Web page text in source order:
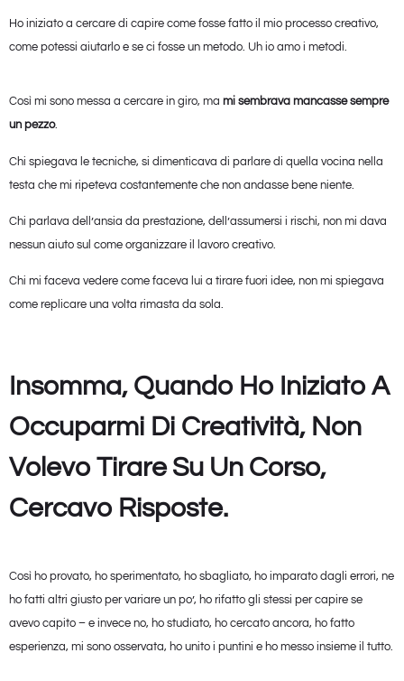
Ho iniziato a cercare di capire come fosse fatto il mio processo creativo,
come potessi aiutarlo e se ci fosse un metodo. Uh io amo i metodi.
Così mi sono messa a cercare in giro, ma mi sembrava mancasse sempre
un pezzo.
Chi spiegava le tecniche, si dimenticava di parlare di quella vocina nella
testa che mi ripeteva costantemente che non andasse bene niente.
Chi parlava dell’ansia da prestazione, dell’assumersi i rischi, non mi dava
nessun aiuto sul come organizzare il lavoro creativo.
Chi mi faceva vedere come faceva lui a tirare fuori idee, non mi spiegava
come replicare una volta rimasta da sola.
Insomma, Quando Ho Iniziato A
Occuparmi Di Creatività, Non
Volevo Tirare Su Un Corso,
Cercavo Risposte.
Così ho provato, ho sperimentato, ho sbagliato, ho imparato dagli errori, ne
ho fatti altri giusto per variare un po’, ho rifatto gli stessi per capire se
avevo capito – e invece no, ho studiato, ho cercato ancora, ho fatto
esperienza, mi sono osservata, ho unito i puntini e ho messo insieme il tutto.